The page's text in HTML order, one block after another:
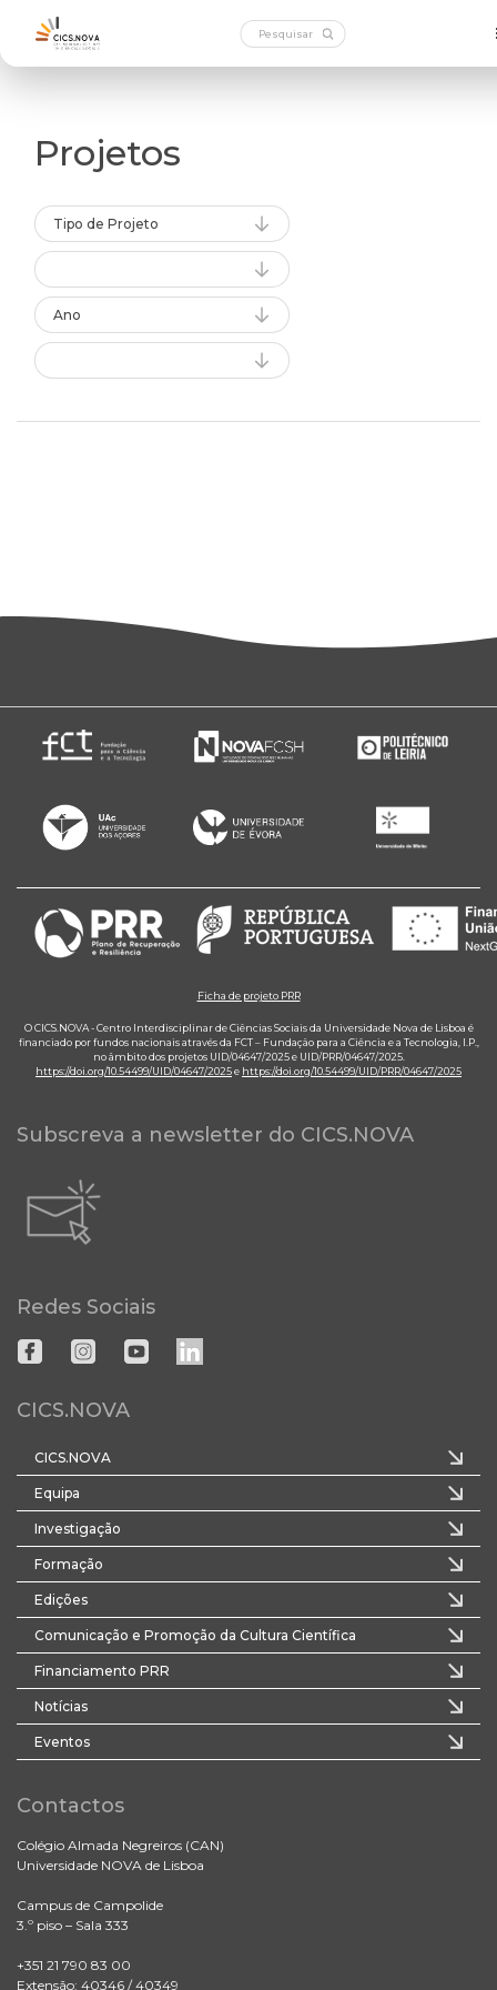
Projetos
Tipo de Projeto
Ano
Ficha de projeto PRR
O CICS.NOVA - Centro Interdisciplinar de Ciências Sociais da Universidade Nova de Lisboa é
financiado por fundos nacionais através da FCT – Fundação para a Ciência e a Tecnologia, I.P.,
no âmbito dos projetos UID/04647/2025 e UID/PRR/04647/2025.
https://doi.org/10.54499/UID/04647/2025e https://doi.org/10.54499/UID/PRR/04647/2025
Subscreva a newsletter do CICS.NOVA
Redes Sociais
CICS.NOVA
CICS.NOVA
Equipa
Investigação
Formação
Edições
Comunicação e Promoção da Cultura Científica
Financiamento PRR
Notícias
Eventos
Contactos
Colégio Almada Negreiros (CAN)
Universidade NOVA de Lisboa
Campus de Campolide
3.º piso – Sala 333
+351 21 790 83 00
Extensão: 40346 / 40349